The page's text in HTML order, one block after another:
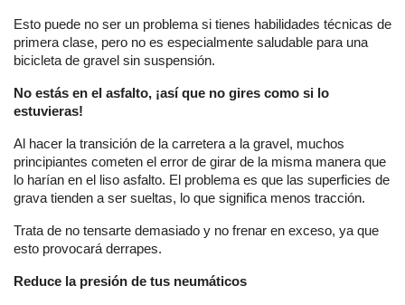
Esto puede no ser un problema si tienes habilidades técnicas de
primera clase, pero no es especialmente saludable para una
bicicleta de gravel sin suspensión.
No estás en el asfalto, ¡así que no gires como si lo
estuvieras!
Al hacer la transición de la carretera a la gravel, muchos
principiantes cometen el error de girar de la misma manera que
lo harían en el liso asfalto. El problema es que las superficies de
grava tienden a ser sueltas, lo que significa menos tracción.
Trata de no tensarte demasiado y no frenar en exceso, ya que
esto provocará derrapes.
Reduce la presión de tus neumáticos